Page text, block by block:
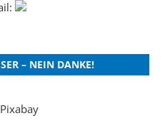
– NEIN DANKE!